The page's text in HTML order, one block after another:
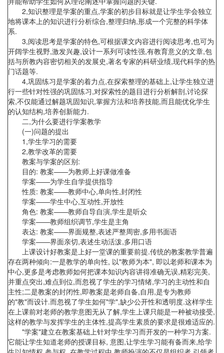
2,知识整理是学案的重点,学案的初步目标就是让学生学会独立
地将课本上的知识进行分析综合,整理归纳,形成一个完整的科学体
系.
3,阅读思考是学案的特色,可根据课文内容进行阅读思考,也可为
开阔学生视野,激发兴趣,设计一系列可读性强,有教育意义的文章,包
括与所教内容密切相关的发展史,著名专家的科研业绩,现代科学的热
门话题等.
4,巩固练习是学案的着力点,在探索整理的基础上,让学生独立进
行一些针对性强的巩固练习,对探索性的题目进行分析解剖,讨论探
索,不仅能通过解题巩固知识,掌握方法和培养技能,而且能优化学生
的认知结构,培养创新能力.
二,为什么要进行学案教学
(一)问题的提出
1,学生学习的需要
2,教学改革的需要
教案与学案的区别:
目的: 教案——为教师上好课做准备
学案——为学生自学提供指导
性质: 教案——教师中心,单向性,封闭性
学案——学生中心,互动性,开放性
角色: 教案——教师自导自演,学生是听众
学案——教师组织调节,学生是主角
表达: 教案——界面规整,表述严整周密,多用书面语
学案——界面亲切,表述生动活泼,多用口语
上课设计好教案是上好一堂课的重要前提.传统的教案教学普遍
存在两种倾向:一是教学的单向性, 以"教师为本", 即以老师和课本为
中心,更多是考虑教师如何把课本知识内容讲得准确无误,精彩完美,
并重点突出,难点到位,而忽视了学生的学习情绪,学习的主动性和自
主性;二是教案的封闭性,即教案是老师自备,自用,是专为教师
的"教"而设计.而忽视了学生如何"学",缺少公开性和透明度.这样学生
在上课前对老师的教学意图无从了解,学生上课只能是一种被动接受,
这样的教学与发挥学生的主体性,提高学生素质的要求是很难适应的.
"学案"建立在教案基础上针对学生学习而开发的一种学习方案.
它能让学生知道老师的授课目标, 意图,让学生学习能有备而来,给学